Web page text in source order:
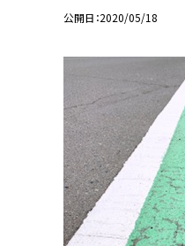
公開日 2020/05/18